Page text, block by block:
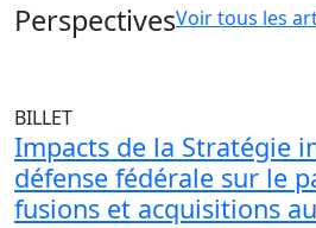
PerspectivesVoir tous les
BILLET
Impacts de la Stratégie
défense fédérale sur le
fusions et acquisitions